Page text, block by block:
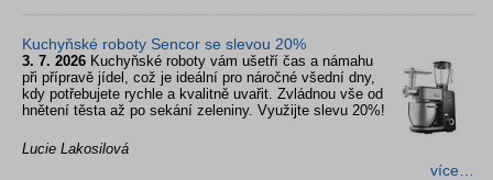
Kuchyňské roboty Sencor se slevou 20%
3. 7. 2026 Kuchyňské roboty vám ušetří čas a námahu
při přípravě jídel, což je ideální pro náročné všední dny,
kdy potřebujete rychle a kvalitně uvařit. Zvládnou vše od
hnětení těsta až po sekání zeleniny. Využijte slevu 20%!
Lucie Lakosilová
více…